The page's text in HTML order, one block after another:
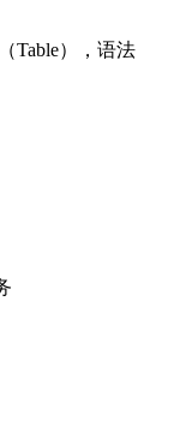
Table），语法